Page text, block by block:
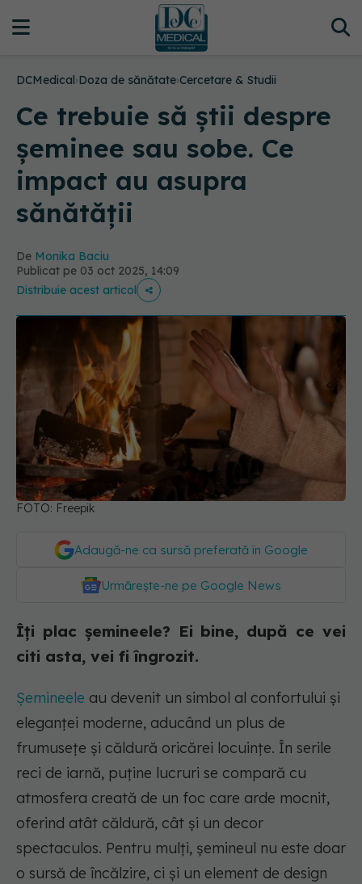
DCMedical›Doza de sănătate›Cercetare & Studii
Ce trebuie să știi despre
șeminee sau sobe. Ce
impact au asupra
sănătății
De Monika Baciu
Publicat pe 03 oct 2025, 14:09
Distribuie acest articol
FOTO: Freepik
Adaugă-ne ca sursă preferată în Google
Urmărește-ne pe Google News
Îți plac șemineele? Ei bine, după ce vei
citi asta, vei fi îngrozit.
Șemineele au devenit un simbol al confortului și
eleganței moderne, aducând un plus de
frumusețe și căldură oricărei locuințe. În serile
reci de iarnă, puține lucruri se compară cu
atmosfera creată de un foc care arde mocnit,
oferind atât căldură, cât și un decor
spectaculos. Pentru mulți, șemineul nu este doar
o sursă de încălzire, ci și un element de design